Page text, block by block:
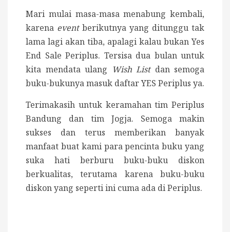
Mari mulai masa-masa menabung kembali,
karena eventberikutnya yang ditunggu tak
lama lagi akan tiba, apalagi kalau bukan Yes
End Sale Periplus. Tersisa dua bulan untuk
kita mendata ulang Wish Listdan semoga
buku-bukunya masuk daftar YES Periplus ya.
Terimakasih untuk keramahan tim Periplus
Bandung dan tim Jogja. Semoga makin
sukses dan terus memberikan banyak
manfaat buat kami para pencinta buku yang
suka hati berburu buku-buku diskon
berkualitas, terutama karena buku-buku
diskon yang seperti ini cuma ada di Periplus.